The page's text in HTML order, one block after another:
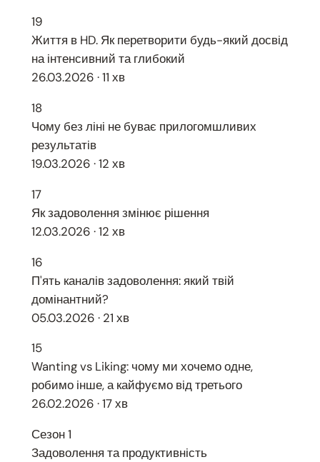
19
Життя в HD. Як перетворити будь-який досвід
на інтенсивний та глибокий
26.03.2026 · 11 хв
18
Чому без ліні не буває прилогомшливих
результатів
19.03.2026 · 12 хв
17
Як задоволення змінює рішення
12.03.2026 · 12 хв
16
П'ять каналів задоволення: який твій
домінантний?
05.03.2026 · 21 хв
15
Wanting vs Liking: чому ми хочемо одне,
робимо інше, а кайфуємо від третього
26.02.2026 · 17 хв
Сезон 1
Задоволення та продуктивність